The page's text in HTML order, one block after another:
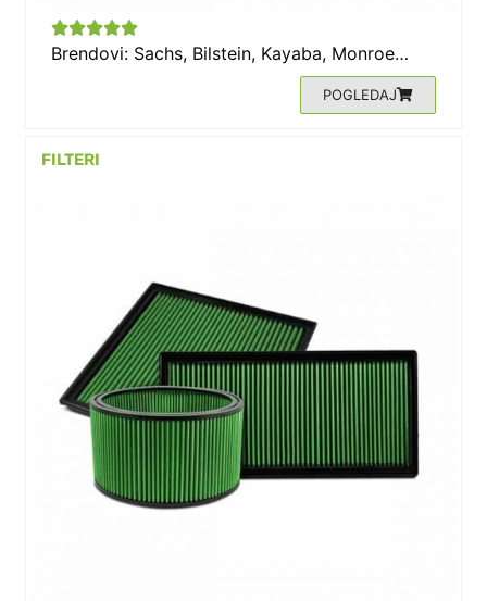

Brendovi: Sachs, Bilstein, Kayaba, Monroe…
POGLEDAJ
FILTERI